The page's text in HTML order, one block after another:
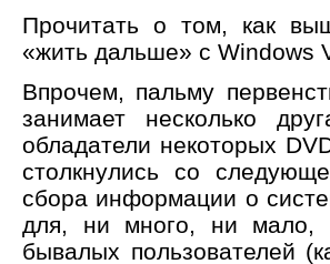
Прочитать о том, как
«жить дальше» с Windows
Впрочем, пальму
занимает несколько
обладатели некоторых
столкнулись со
сбора информации о
для, ни много, ни мало,
бывалых пользователей